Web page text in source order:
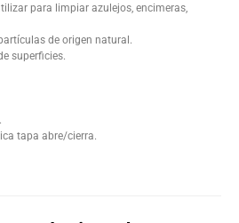
para limpiar azulejos, encimeras,
de origen natural.
superficies.
tapa abre/cierra.